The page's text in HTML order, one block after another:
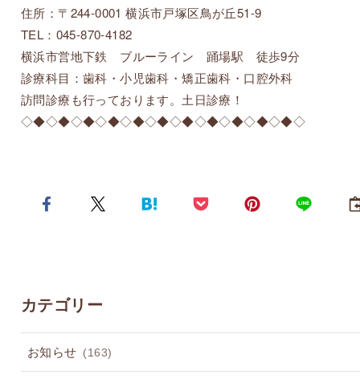
住所：〒244-0001 横浜市戸塚区鳥が丘51-9
TEL：045-870-4182
横浜市営地下鉄 ブルーライン 踊場駅 徒歩9分
診療科目：歯科・小児歯科・矯正歯科・口腔外科
訪問診療も行っております。土日診療！
◇◆◇◆◇◆◇◆◇◆◇◆◇◆◇◆◇◆◇◆◇◆◇
カテゴリー
お知らせ (163)